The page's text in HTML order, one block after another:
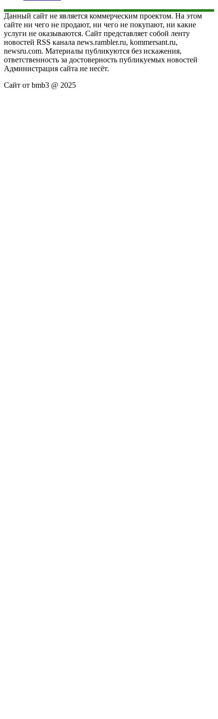
Данный сайт не является коммерческим проектом. На этом
сайте ни чего не продают, ни чего не покупают, ни какие
услуги не оказываются. Сайт представляет собой ленту
новостей RSS канала news.rambler.ru, kommersant.ru,
newsru.com. Материалы публикуются без искажения,
ответственность за достоверность публикуемых новостей
Администрация сайта не несёт.
Сайт от bmb3 @ 2025